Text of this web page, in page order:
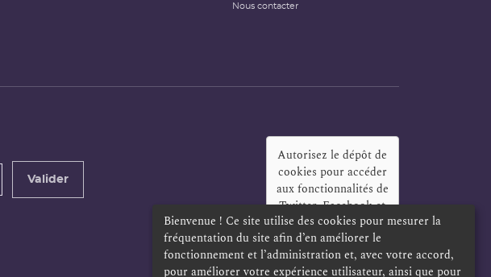
Nous contacter
Valider
Autorisez le dépôt de
cookies pour accéder
aux fonctionnalités de
Twitter, Facebook et
LinkedIn?
Oui
Toujours
Bienvenue ! Ce site utilise des cookies pour mesurer la
fréquentation du site afin d’en améliorer le
fonctionnement et l’administration et, avec votre accord,
pour améliorer votre expérience utilisateur, ainsi que pour